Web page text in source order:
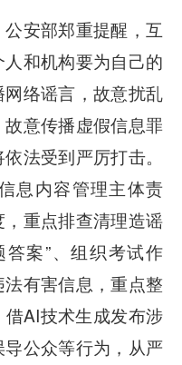
安部郑重提醒，互
和机构要为自己的
络谣言，故意扰乱
意传播虚假信息罪
法受到严厉打击。
息内容管理主体责
重点排查清理造谣
案”、组织考试作
有害信息，重点整
AI技术生成发布涉
公众等行为，从严